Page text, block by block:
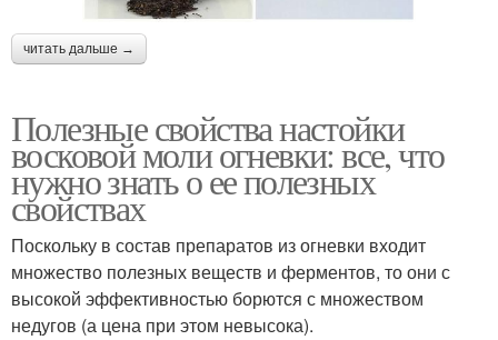
читать дальше →
Полезные свойства настойки
восковой моли огневки: все, что
нужно знать о ее полезных
свойствах
Поскольку в состав препаратов из огневки входит
множество полезных веществ и ферментов, то они с
высокой эффективностью борются с множеством
недугов (а цена при этом невысока).